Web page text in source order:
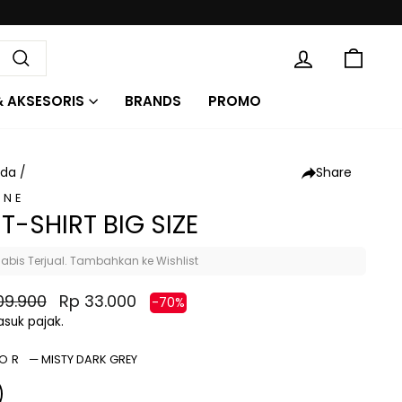
Cari
MASUK
AKSESORIS BRANDS PROMO
/ Share
SHIRT BIG SIZE
Terjual. Tambahkan ke Wishlist
Harga
diskon
Rp 33.000 -70%
pajak.
—MISTY DARK GREY